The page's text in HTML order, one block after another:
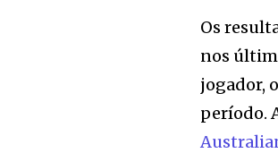
Os
nos
jogador,
período.